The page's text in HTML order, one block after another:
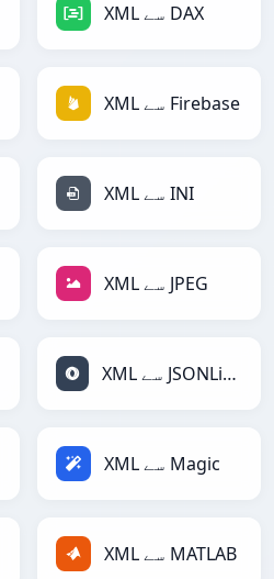
XML سے DAX
XML سے Firebase
XML سے INI
XML سے JPEG
XML سے JSONLines
XML سے Magic
XML سے MATLAB